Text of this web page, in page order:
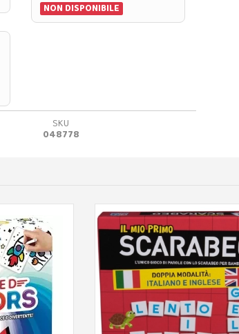
NON DISPONIBILE
SKU
048778